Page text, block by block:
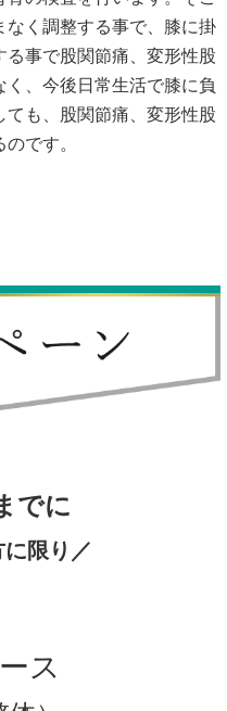
た軟部組織があり、それ
働きがあります。日常生
仕事、体重の増加などで
の筋肉の損傷、軟骨や骨
す。
かかる仕事をするわけで
ありません。
ため、骨盤周囲に流れる
てしまいます。そしてそ